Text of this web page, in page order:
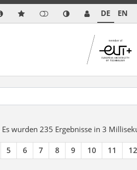
DE EN
Es wurden 235 Ergebnisse in 3
5 6 7 8 9 10 11 12